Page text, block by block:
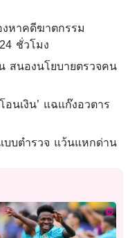
งหาคดีฆาตกรรม
ชั่วโมง
น สนองนโยบายตรวจคน
อนเงิน’ แฉแก๊งอวตาร
แบบตำรวจ แว้นแหกด่าน